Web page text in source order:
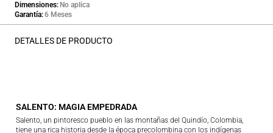
Dimensiones No aplica
Garantía 6 Meses
DETALLES DE PRODUCTO
SALENTO: MAGIA EMPEDRADA
Salento, un pintoresco pueblo en las montañas del Quindío, Colombia,
tiene una rica historia desde la época precolombina con los indígenas